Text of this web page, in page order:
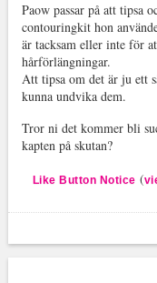
Paow passar på att tipsa
contouringkit hon
är tacksam eller inte för
hårförlängningar.
Att tipsa om det är ju ett
kunna undvika dem.
Tror ni det kommer bli
kapten på skutan?
Like Button Notice (